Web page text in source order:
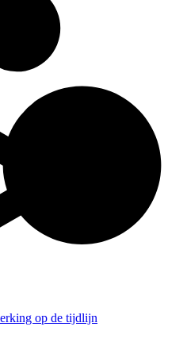
op de tijdlijn